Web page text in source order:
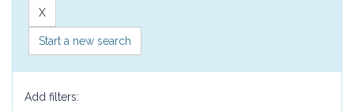
Start a new search
Add filters: